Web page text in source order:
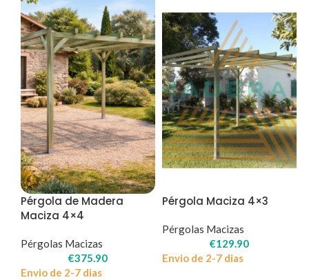
Pérgola de Madera
Maciza 4×4
Pérgolas Macizas
€375.90
Envio de 2-7 dias
Pérgola Maciza 4×3
Pérgolas Macizas
€129.90
Envio de 2-7 dias